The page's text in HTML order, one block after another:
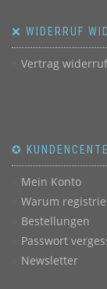
❌ WIDERRUF
Vertrag
✪
Mein Konto
Warum
Bestellungen
Passwort
Newsletter